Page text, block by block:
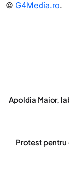
© G4Media.ro.
Apoldia Maior,
Protest pentru